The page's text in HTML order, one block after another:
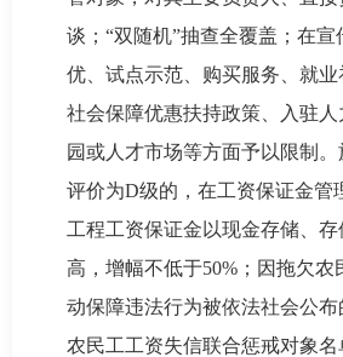
谈；“双随机”抽查全覆盖；在
优、试点示范、购买服务、就
社会保障优惠扶持政策、入驻
园或人才市场等方面予以限制
评价为D级的，在工资保证金管
工程工资保证金以现金存储、
高，增幅不低于50%；因拖欠农
动保障违法行为被依法社会公布
农民工工资失信联合惩戒对象